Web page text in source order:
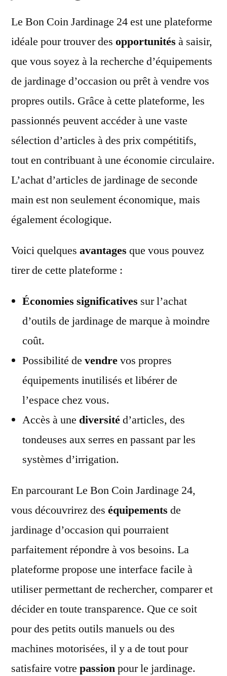
Le Bon Coin Jardinage 24 est une plateforme
idéale pour trouver des opportunités à saisir,
que vous soyez à la recherche d’équipements
de jardinage d’occasion ou prêt à vendre vos
propres outils. Grâce à cette plateforme, les
passionnés peuvent accéder à une vaste
sélection d’articles à des prix compétitifs,
tout en contribuant à une économie circulaire.
L’achat d’articles de jardinage de seconde
main est non seulement économique, mais
également écologique.
Voici quelques avantages que vous pouvez
tirer de cette plateforme :
Économies significatives sur l’achat
d’outils de jardinage de marque à moindre
coût.
Possibilité de vendrevos propres
équipements inutilisés et libérer de
l’espace chez vous.
Accès à une diversitéd’articles, des
tondeuses aux serres en passant par les
systèmes d’irrigation.
En parcourant Le Bon Coin Jardinage 24,
vous découvrirez des équipements de
jardinage d’occasion qui pourraient
parfaitement répondre à vos besoins. La
plateforme propose une interface facile à
utiliser permettant de rechercher, comparer et
décider en toute transparence. Que ce soit
pour des petits outils manuels ou des
machines motorisées, il y a de tout pour
satisfaire votre passionpour le jardinage.